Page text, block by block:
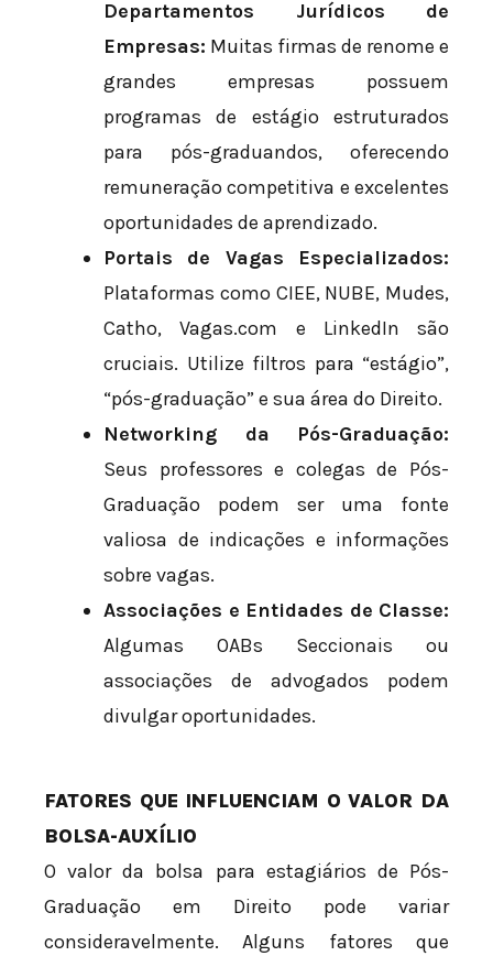
Departamentos Jurídicos de
Empresas: Muitas firmas de renome e
grandes empresas possuem
programas de estágio estruturados
para pós-graduandos, oferecendo
remuneração competitiva e excelentes
oportunidades de aprendizado.
Portais de Vagas Especializados:
Plataformas como CIEE, NUBE, Mudes,
Catho, Vagas.com e LinkedIn são
cruciais. Utilize filtros para “estágio”,
“pós-graduação” e sua área do Direito.
Networking da Pós-Graduação:
Seus professores e colegas de Pós-
Graduação podem ser uma fonte
valiosa de indicações e informações
sobre vagas.
Associações e Entidades de Classe:
Algumas OABs Seccionais ou
associações de advogados podem
divulgar oportunidades.
FATORES QUE INFLUENCIAM O VALOR DA
BOLSA-AUXÍLIO
O valor da bolsa para estagiários de Pós-
Graduação em Direito pode variar
consideravelmente. Alguns fatores que